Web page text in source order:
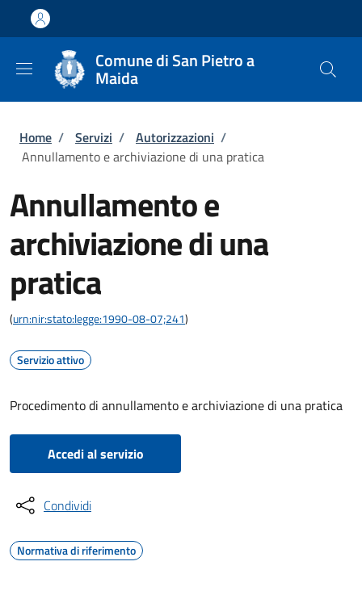
Salta al contenuto principale
Skip to footer content
Comune di San Pietro a
Maida
Briciole di pane
Home / Servizi / Autorizzazioni /
Annullamento e archiviazione di una pratica
Annullamento e
archiviazione di una
pratica
(urn:nir:stato:legge:1990-08-07;241)
Servizio attivo
Procedimento di annullamento e archiviazione di una pratica
Accedi al servizio
Condividi
Normativa di riferimento